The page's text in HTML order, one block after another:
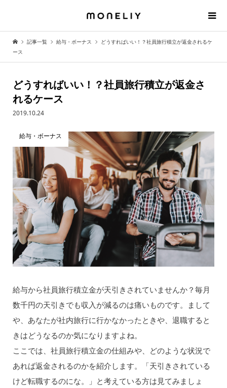
記事一覧 給与・ボーナス
どうすればいい！？社員旅行積立が返金されるケ
ース
どうすればいい！？社員旅行積立が返金さ
れるケース
2019.10.24
給与・ボーナス
給与から社員旅行積立金が天引きされていませんか？毎月
数千円の天引きでも収入が減るのは痛いものです。まして
や、あなたが社内旅行に行かなかったときや、退職すると
きはどうなるのか気になりますよね。
ここでは、社員旅行積立金の仕組みや、どのような状況で
あれば返金されるのかを紹介します。「天引きされている
けど転職するのにな。」と考えている方は見てみましょ